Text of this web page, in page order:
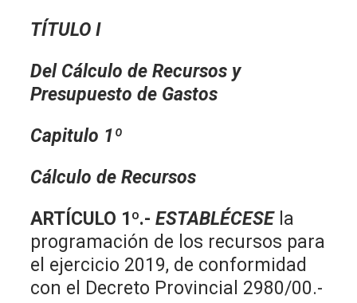
TÍTULO I
Del Cálculo de Recursos y
Presupuesto de Gastos
Capitulo 1º
Cálculo de Recursos
ARTÍCULO 1º.- ESTABLÉCESEla
programación de los recursos para
el ejercicio 2019, de conformidad
con el Decreto Provincial 2980/00.-